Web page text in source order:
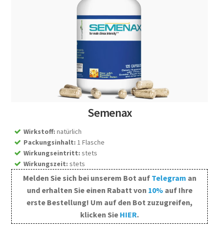
Semenax
Wirkstoff: natürlich
Packungsinhalt: 1 Flasche
Wirkungseintritt: stets
Wirkungszeit: stets
Melden Sie sich bei unserem Bot auf Telegram an
und erhalten Sie einen Rabatt von 10% auf Ihre
erste Bestellung! Um auf den Bot zuzugreifen,
klicken Sie HIER.